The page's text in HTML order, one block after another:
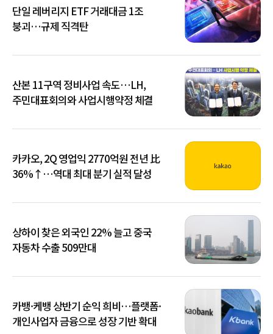
단일 레버리지 ETF 거래대금 1조
붕괴…규제 직격탄
산본 11구역 정비사업 속도…LH,
주민대표회의와 사업시행약정 체결
카카오, 2Q 영업익 2770억원 전년 比
36%↑…역대 최대 분기 실적 달성
상하이 찾은 외국인 22% 늘고 중국
자동차 수출 509만대
카뱅·케뱅 상반기 순익 희비…플랫폼·
개인사업자 금융으로 성장 기반 확대